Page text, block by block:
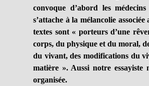
convoque d’abord les
s’attache à la mélancolie
textes sont « porteurs d’une
corps, du physique et du moral,
du vivant, des modifications du
matière ». Aussi notre essayiste
organisée.